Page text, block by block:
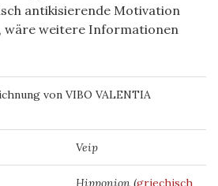
antikisierende Motivation
wäre weitere Informationen
von VIBO VALENTIA
Veip
Hipponion (griechisch